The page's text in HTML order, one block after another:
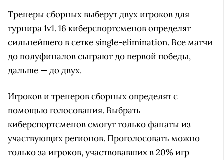
Тренеры сборных выберут двух игроков для
турнира 1v1. 16 киберспортсменов определят
сильнейшего в сетке single-elimination. Все матчи
до полуфиналов сыграют до первой победы,
дальше — до двух.
Игроков и тренеров сборных определят с
помощью голосования. Выбрать
киберспортсменов смогут только фанаты из
участвующих регионов. Проголосовать можно
только за игроков, участвовавших в 20% игр